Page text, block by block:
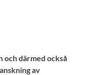
därmed också
av